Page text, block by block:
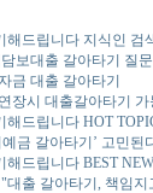
해드립니다 지식인 검
보대출 갈아타기 질
금 대출 갈아타기
장시 대출갈아타기
해드립니다 HOT
예금 갈아타기’ 고민된
해드립니다 BEST
"대출 갈아타기, 책임